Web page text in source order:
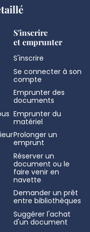
S'inscrire
et emprunter
S'inscrire
Se connecter à son
compte
Emprunter des
documents
Emprunter du
matériel
Prolonger un
emprunt
Réserver un
document ou le
faire venir en
navette
Demander un prêt
entre bibliothèques
Suggérer l'achat
d'un document